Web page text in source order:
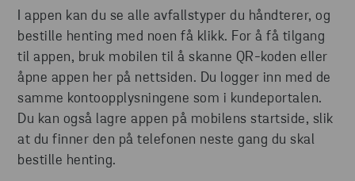
I appen kan du se alle avfallstyper du håndterer, og
bestille henting med noen få klikk. For å få tilgang
til appen, bruk mobilen til å skanne QR-koden eller
åpne appen her på nettsiden. Du logger inn med de
samme kontoopplysningene som i kundeportalen.
Du kan også lagre appen på mobilens startside, slik
at du finner den på telefonen neste gang du skal
bestille henting.